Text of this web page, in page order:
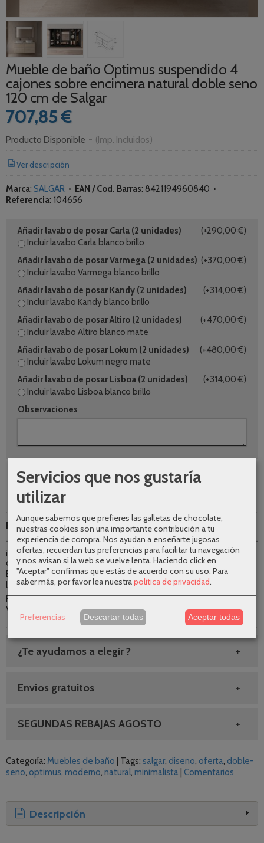
Mueble de baño Optimus suspendido 4
cajones sobre encimera natural doble seno
120 cm de Salgar
707,85 €
Producto Disponible - (Imp. Incluidos)
Ver descripción
Marca: SALGAR • EAN / Cod. Barras: 8421194960840 •
Referencia: 104656
Añadir lavabo de posar Carla (2 unidades)
(+290,00 €)
Incluir lavabo Carla blanco brillo
Añadir lavabo de posar Varmega (2 unidades) (+370,00 €)
Incluir lavabo Varmega blanco brillo
Añadir lavabo de posar Kandy (2 unidades)
(+314,00 €)
Incluir lavabo Kandy blanco brillo
Añadir lavabo de posar Altiro (2 unidades)
(+470,00 €)
Incluir lavabo Altiro blanco mate
Añadir lavabo de posar Lokum (2 unidades)
(+480,00 €)
Incluir lavabo Lokum negro mate
Añadir lavabo de posar Lisboa (2 unidades)
(+314,00 €)
Incluir lavabo Lisboa blanco brillo
Observaciones
Plazo de entrega:5-7 días laborales.
¡¡PROMOCIÓN!! Mueble de baño Optimus sobre encimera de 4
cajones en medida de 120 cm. Incluye Mueble de doble seno +
Encimera del acabado del mueble con posibilidad de añadir los
lavabo de posar. Además puedes añadir los complementos
propios de la serie como la columna auxiliar. Conoce nuestra gran
variedad de modelos demuebles de baño.
¿Te ayudamos a elegir ?
Envíos gratuitos
SEGUNDAS REBAJAS AGOSTO
Categoría: Muebles de baño Tags: salgar diseno oferta doble-
seno optimus moderno natural minimalista Comentarios
Descripción
Servicios que nos gustaría
utilizar
Aunque sabemos que prefieres las galletas de chocolate,
nuestras cookies son una importante contribución a tu
experiencia de compra. Nos ayudan a enseñarte jugosas
ofertas, recuerdan tus preferencias para facilitar tu navegación
y nos avisan si la web se vuelve lenta. Haciendo click en
"Aceptar" confirmas que estás de acuerdo con su uso. Para
saber más, por favor lea nuestrapolítica de privacidad
Preferencias Descartar todas Aceptar todas